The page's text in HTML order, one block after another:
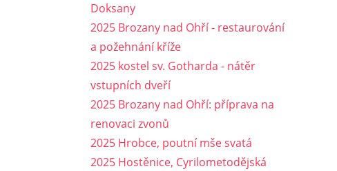
Doksany
2025 Brozany nad Ohří - restaurování
a požehnání kříže
2025 kostel sv. Gotharda - nátěr
vstupních dveří
2025 Brozany nad Ohří: příprava na
renovaci zvonů
2025 Hrobce, poutní mše svatá
2025 Hostěnice, Cyrilometodějská